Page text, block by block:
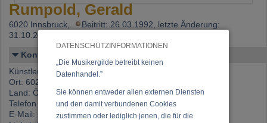
DATENSCHUTZINFORMATIONEN
„Die Musikergilde betreibt keinen
Datenhandel.”
Sie können entweder allen externen Diensten
und den damit verbundenen Cookies
zustimmen oder lediglich jenen, die für die
Rumpold, Gerald
6020 Innsbruck,
Beitritt: 26.03.1992, letzte Änderung:
31.10.2005
Kontakt
Künstlername: Rumpold, Gerald
Ort: 6020 Innsbruck
Land: Österreich
Telefon 1: +43 (0)664 896 60 97
E-Mail:
rumpold_bass@yahoo.de